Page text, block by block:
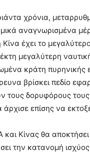
χρόνια,
αναγνωρισμένα
Κίνα έχει το
μεγαλύτερη
κράτη πυρηνικής
βρίσκει πεδίο
τους δορυφόρους τους
άρχισε επίσης να
Κίνας θα αποκτήσει
την κατανομή